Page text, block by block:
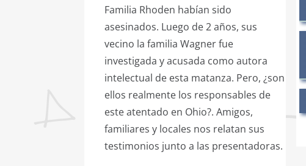
Familia Rhoden habían sido
asesinados. Luego de 2 años, sus
vecino la familia Wagner fue
investigada y acusada como autora
intelectual de esta matanza. Pero, ¿son
ellos realmente los responsables de
este atentado en Ohio?. Amigos,
familiares y locales nos relatan sus
testimonios junto a las presentadoras.